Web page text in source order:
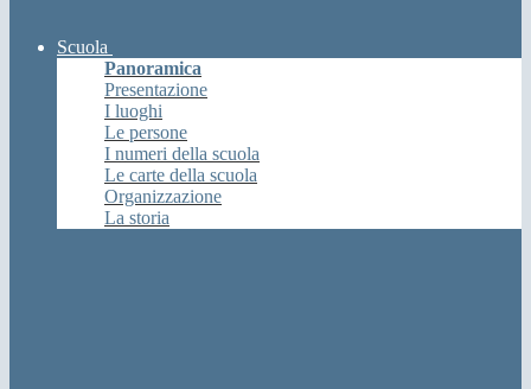
Scuola
Panoramica
Presentazione
I luoghi
Le persone
I numeri della scuola
Le carte della scuola
Organizzazione
La storia